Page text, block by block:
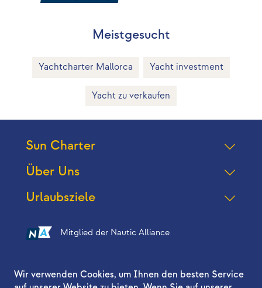
Meistgesucht
Yachtcharter Mallorca Yacht investment
Yacht zu verkaufen
Sun Charter
Über Uns
Urlaubsziele
Mitglied der Nautic Alliance
Wir verwenden Cookies, um Ihnen den besten Service